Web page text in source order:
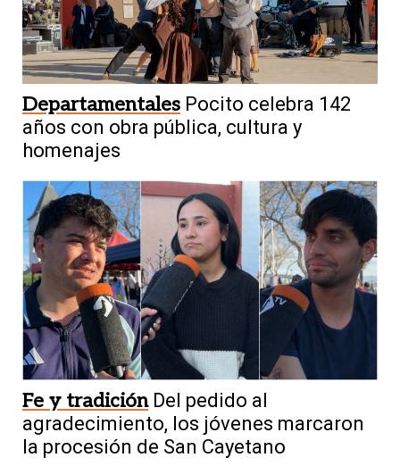
Departamentales Pocito celebra 142
años con obra pública, cultura y
homenajes
Fe y tradición Del pedido al
agradecimiento, los jóvenes marcaron
la procesión de San Cayetano